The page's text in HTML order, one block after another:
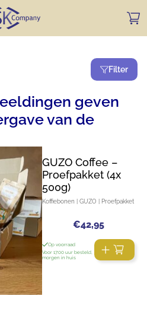
Filter
geven
van de
GUZO Coffee –
Proefpakket (4x
500g)
Koffiebonen | GUZO | Proefpakket
€42,95
Op voorraad
Voor 17:00 uur besteld,
morgen in huis